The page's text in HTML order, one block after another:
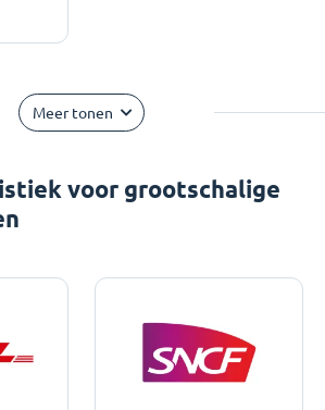
Meer tonen
voor grootschalige